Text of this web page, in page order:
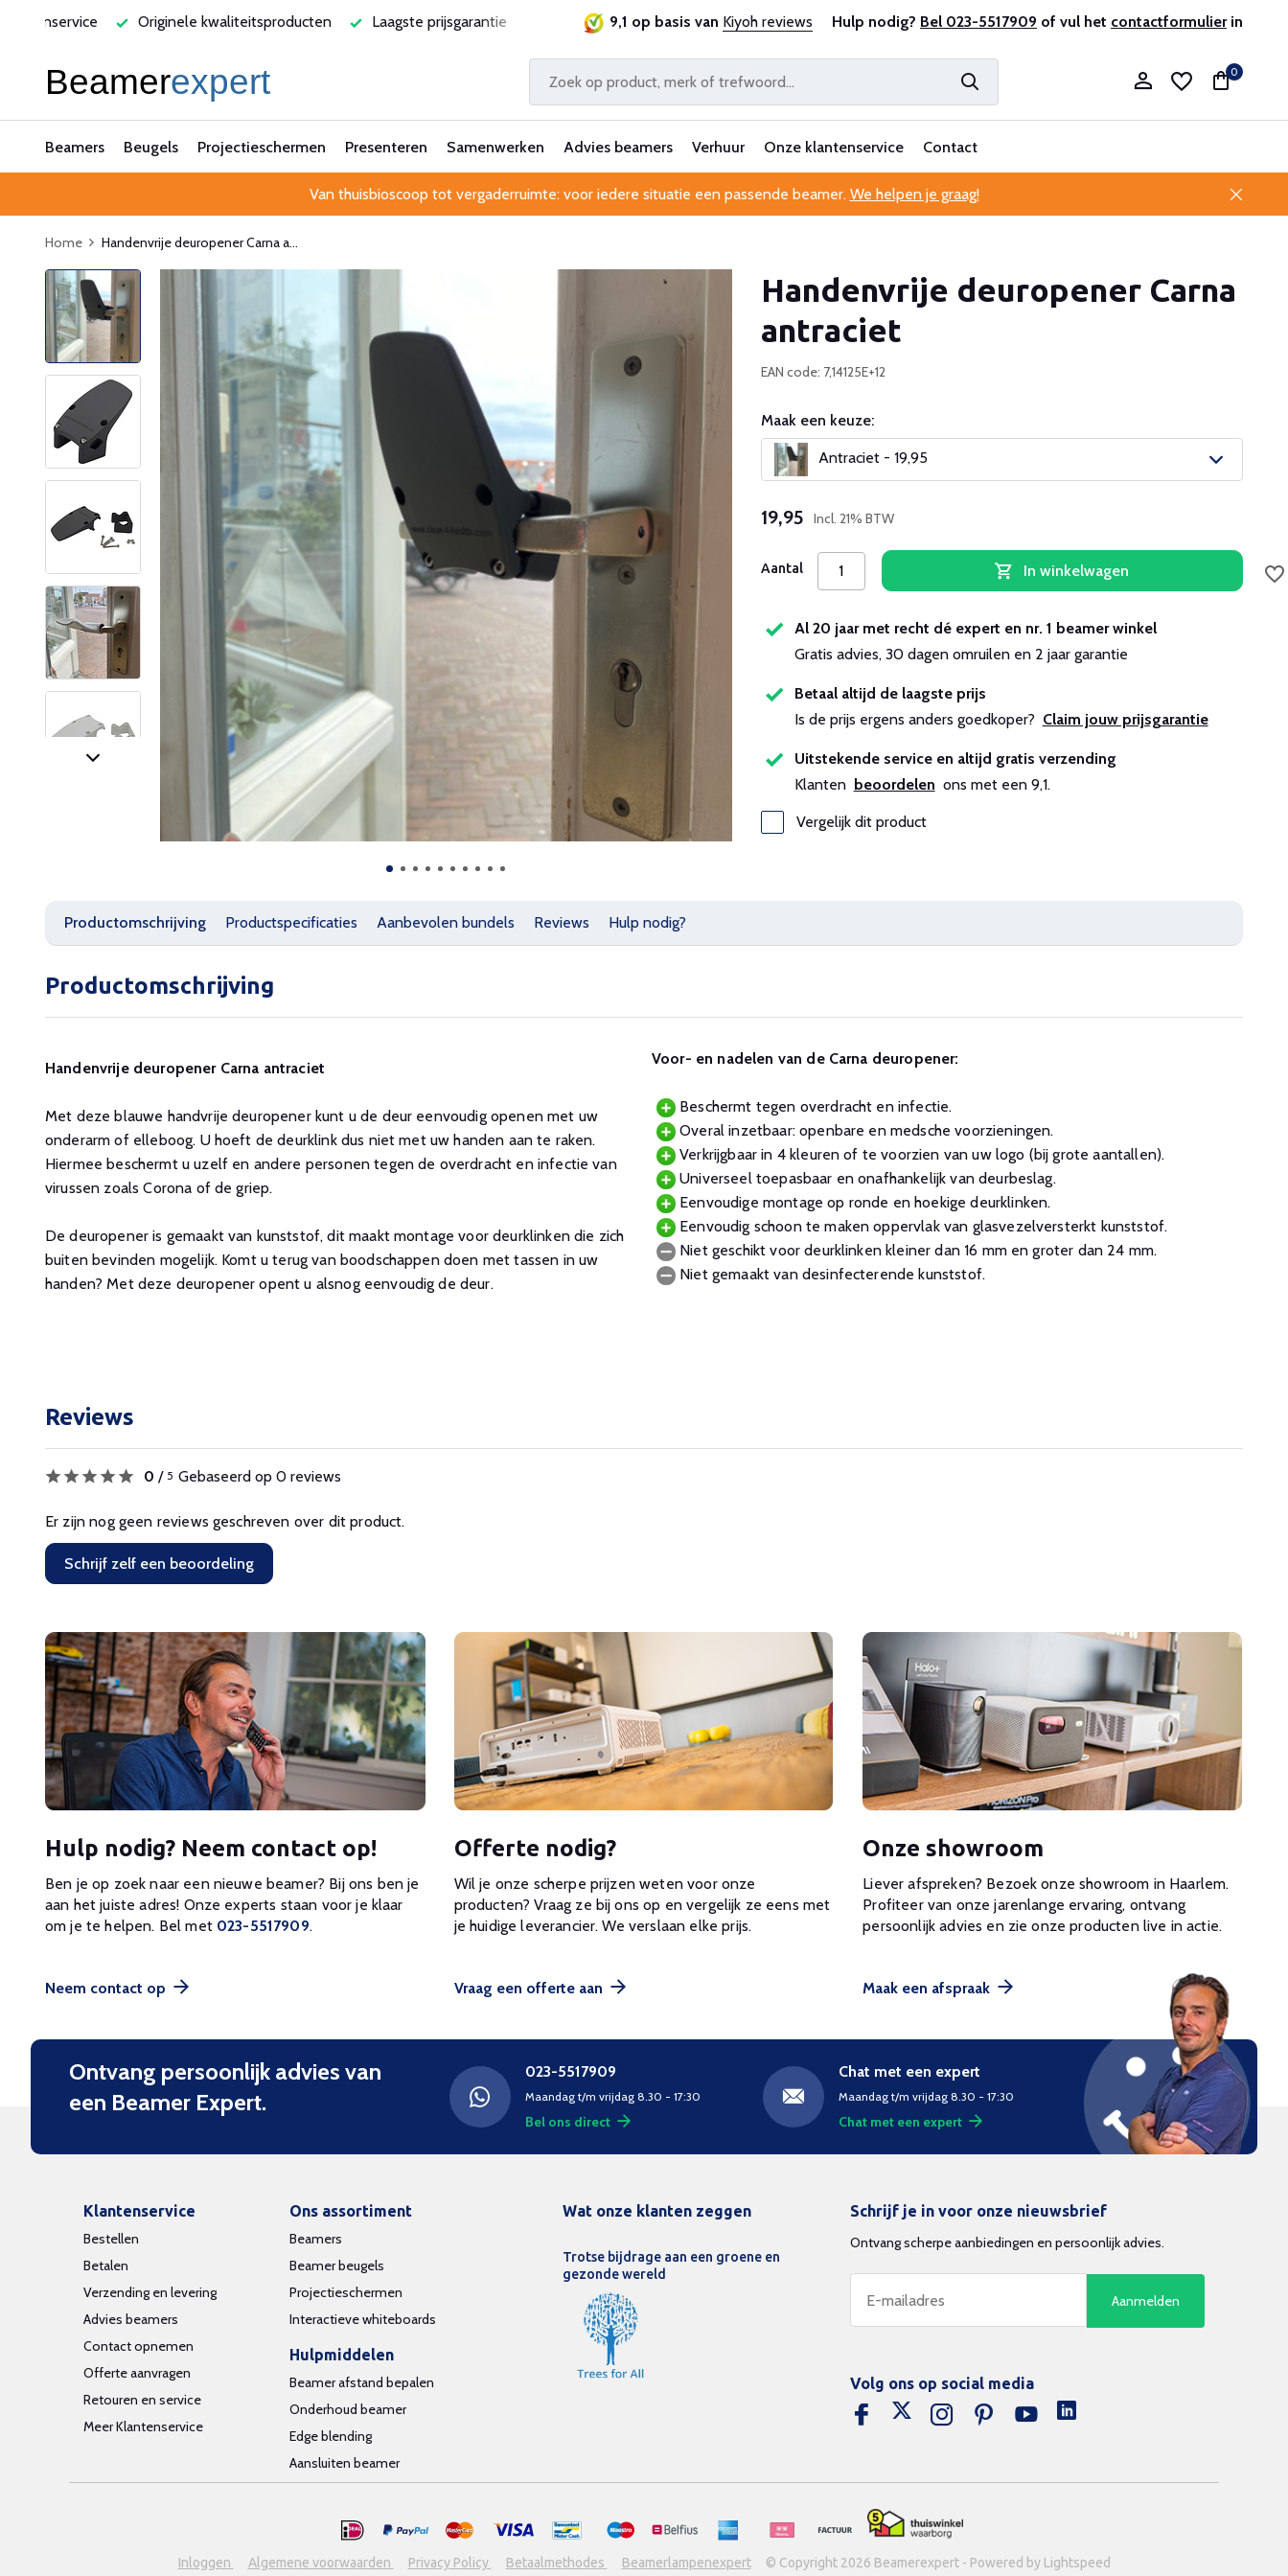
Originele kwaliteitsproducten Laagste prijsgarantie Al 25 jaar betrouwbaar en ervaren
9,1 op basis van Kiyoh reviews Hulp nodig? Bel 023-5517909 of vul het contactformulierin
Account aanmaken
0
Beamers Beugels Projectieschermen Presenteren Samenwerken Advies beamers Verhuur Onze klantenservice Contact
Van thuisbioscoop tot vergaderruimte: voor iedere situatie een passende beamer. We helpen je graag!
Home Handenvrije deuropener Carna a...
Handenvrije deuropener Carna
antraciet
EAN code: 7,14125E+12
Maak een keuze:
Antraciet - 19,95
19,95 Incl. 21% BTW
Aantal In winkelwagen
Al 20 jaar met recht dé expert en nr. 1 beamer winkel
Gratis advies, 30 dagen omruilen en 2 jaar garantie
Betaal altijd de laagste prijs
Is de prijs ergens anders goedkoper? Claim jouw prijsgarantie
Uitstekende service en altijd gratis verzending
Klanten beoordelen ons met een 9,1.
Vergelijk dit product
Productomschrijving Productspecificaties Aanbevolen bundels Reviews Hulp nodig?
Productomschrijving
Handenvrije deuropener Carna antraciet
Met deze blauwe handvrije deuropener kunt u de deur eenvoudig openen met uw
onderarm of elleboog. U hoeft de deurklink dus niet met uw handen aan te raken.
Hiermee beschermt u uzelf en andere personen tegen de overdracht en infectie van
virussen zoals Corona of de griep.
De deuropener is gemaakt van kunststof, dit maakt montage voor deurklinken die zich
buiten bevinden mogelijk. Komt u terug van boodschappen doen met tassen in uw
handen? Met deze deuropener opent u alsnog eenvoudig de deur.
Voor- en nadelen van de Carna deuropener:
Beschermt tegen overdracht en infectie.
Overal inzetbaar: openbare en medsche voorzieningen.
Verkrijgbaar in 4 kleuren of te voorzien van uw logo (bij grote aantallen).
Universeel toepasbaar en onafhankelijk van deurbeslag.
Eenvoudige montage op ronde en hoekige deurklinken.
Eenvoudig schoon te maken oppervlak van glasvezelversterkt kunststof.
Niet geschikt voor deurklinken kleiner dan 16 mm en groter dan 24 mm.
Niet gemaakt van desinfecterende kunststof.
Reviews
0 / 5 Gebaseerd op 0 reviews
Er zijn nog geen reviews geschreven over dit product.
Schrijf zelf een beoordeling
Hulp nodig? Neem contact op!
Ben je op zoek naar een nieuwe beamer? Bij ons ben je
aan het juiste adres! Onze experts staan voor je klaar
om je te helpen. Bel met 023-5517909.
Neem contact op
Offerte nodig?
Wil je onze scherpe prijzen weten voor onze
producten? Vraag ze bij ons op en vergelijk ze eens met
je huidige leverancier. We verslaan elke prijs.
Vraag een offerte aan
Onze showroom
Liever afspreken? Bezoek onze showroom in Haarlem.
Profiteer van onze jarenlange ervaring, ontvang
persoonlijk advies en zie onze producten live in actie.
Maak een afspraak
Ontvang persoonlijk advies van
een Beamer Expert.
023-5517909
Maandag t/m vrijdag 8.30 - 17:30
Bel ons direct
Chat met een expert
Maandag t/m vrijdag 8.30 - 17:30
Chat met een expert
Klantenservice
Bestellen
Betalen
Verzending en levering
Advies beamers
Contact opnemen
Offerte aanvragen
Retouren en service
Meer Klantenservice
Ons assortiment
Beamers
Beamer beugels
Projectieschermen
Interactieve whiteboards
Hulpmiddelen
Beamer afstand bepalen
Onderhoud beamer
Edge blending
Aansluiten beamer
Wat onze klanten zeggen
Trotse bijdrage aan een groene en
gezonde wereld
Schrijf je in voor onze nieuwsbrief
Ontvang scherpe aanbiedingen en persoonlijk advies.
Aanmelden
Volg ons op social media
Inloggen Algemene voorwaarden Privacy Policy Betaalmethodes Beamerlampenexpert © Copyright 2026 Beamerexpert - Powered by Lightspeed